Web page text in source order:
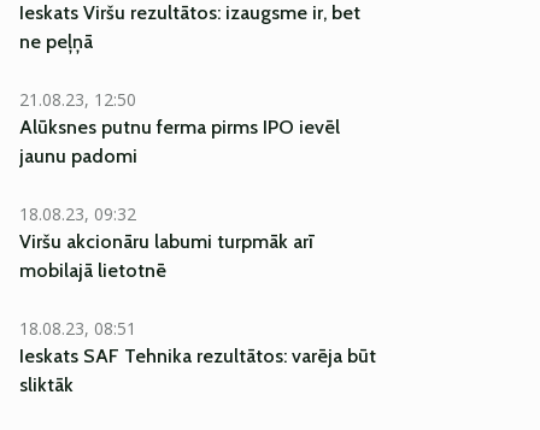
Ieskats Viršu rezultātos: izaugsme ir, bet
ne peļņā
21.08.23, 12:50
Alūksnes putnu ferma pirms IPO ievēl
jaunu padomi
18.08.23, 09:32
Viršu akcionāru labumi turpmāk arī
mobilajā lietotnē
18.08.23, 08:51
Ieskats SAF Tehnika rezultātos: varēja būt
sliktāk